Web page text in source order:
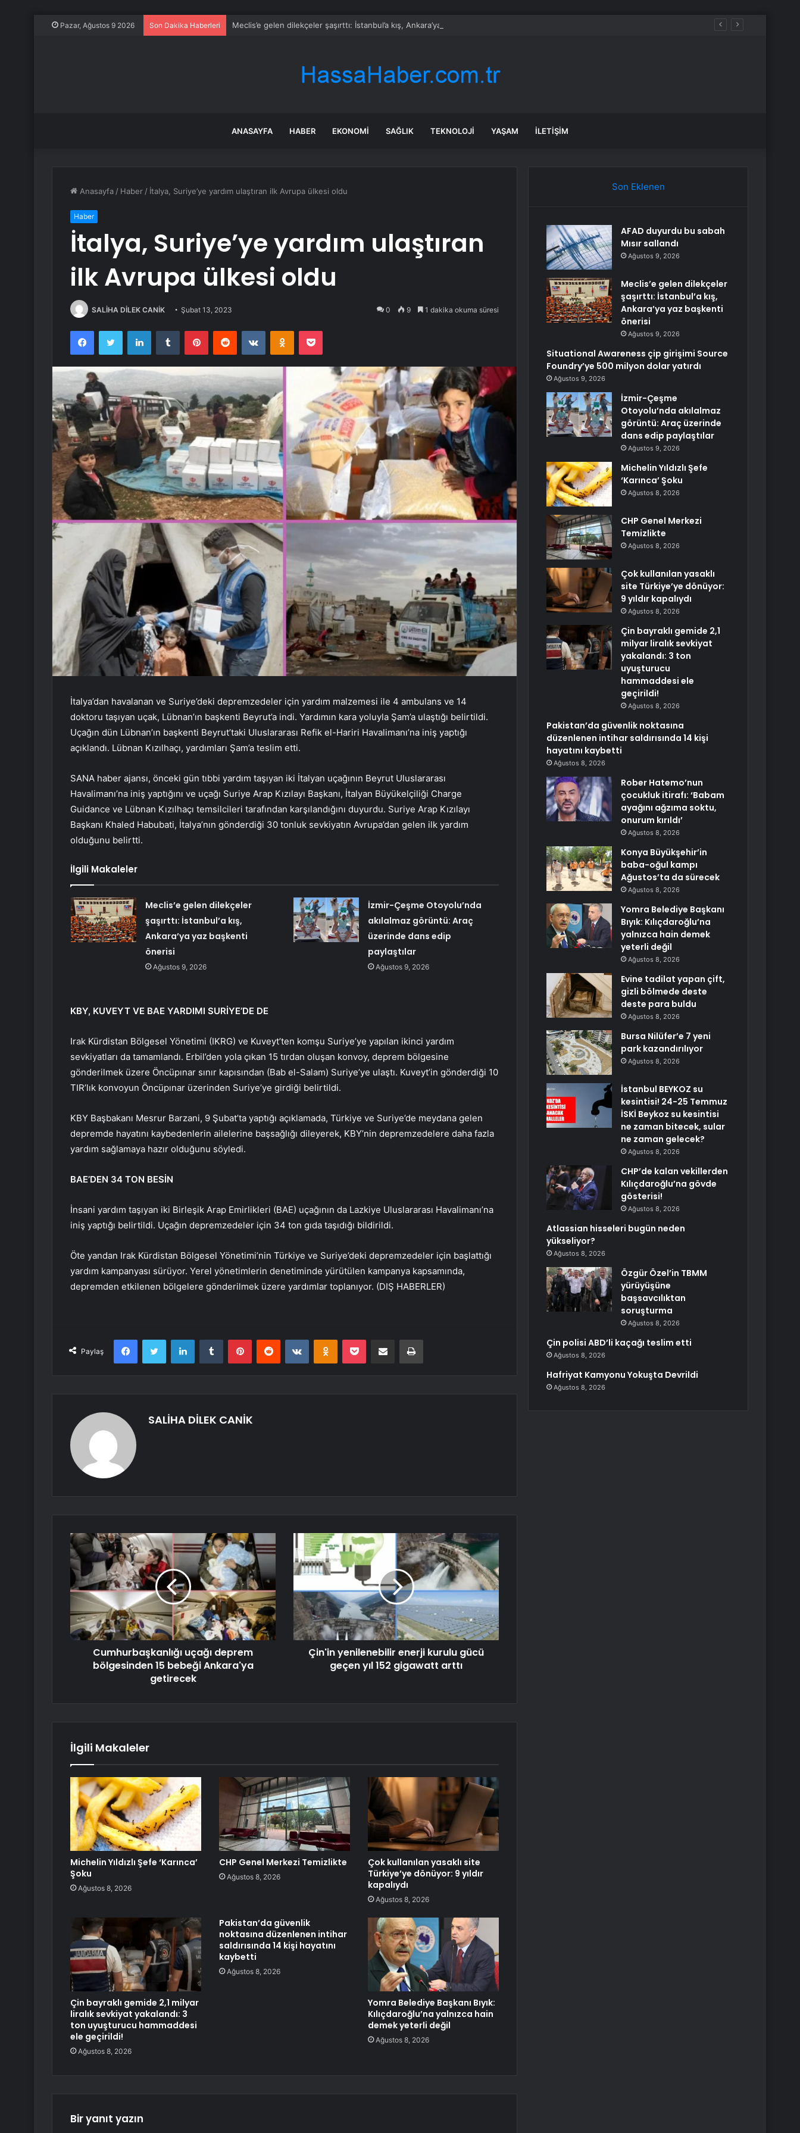
Pazar, Ağustos 9 2026 Son Dakika Haberleri Meclis’e gelen dilekçeler şaşırttı: İstanbul’a kış, Ankara’ya yaz başkenti önerisi
ANASAYFA HABER EKONOMI SAĞLIK TEKNOLOJI YAŞAM İLETIŞIM
Anasayfa / Haber / İtalya, Suriye’ye yardım ulaştıran ilk Avrupa ülkesi oldu
Haber
İtalya, Suriye’ye yardım ulaştıran
ilk Avrupa ülkesi oldu
SALİHA DİLEK CANİK Şubat 13, 2023 0 9 1 dakika okuma süresi
FacebookTwitter LinkedInTumblr PinterestReddit VKontakteOdnoklassniki
Pocket
İtalya’dan havalanan ve Suriye’deki depremzedeler için yardım malzemesi ile 4 ambulans ve 14
doktoru taşıyan uçak, Lübnan’ın başkenti Beyrut’a indi. Yardımın kara yoluyla Şam’a ulaştığı belirtildi.
Uçağın dün Lübnan’ın başkenti Beyrut’taki Uluslararası Refik el-Hariri Havalimanı’na iniş yaptığı
açıklandı. Lübnan Kızılhaçı, yardımları Şam’a teslim etti.
SANA haber ajansı, önceki gün tıbbi yardım taşıyan iki İtalyan uçağının Beyrut Uluslararası
Havalimanı’na iniş yaptığını ve uçağı Suriye Arap Kızılayı Başkanı, İtalyan Büyükelçiliği Charge
Guidance ve Lübnan Kızılhaçı temsilcileri tarafından karşılandığını duyurdu. Suriye Arap Kızılayı
Başkanı Khaled Habubati, İtalya’nın gönderdiği 30 tonluk sevkiyatın Avrupa’dan gelen ilk yardım
olduğunu belirtti.
İlgili Makaleler
Meclis’e gelen dilekçeler
şaşırttı: İstanbul’a kış,
Ankara’ya yaz başkenti
önerisi
Ağustos 9, 2026
İzmir-Çeşme Otoyolu’nda
akılalmaz görüntü: Araç
üzerinde dans edip
paylaştılar
Ağustos 9, 2026
KBY, KUVEYT VE BAE YARDIMI SURİYE’DE DE
Irak Kürdistan Bölgesel Yönetimi (IKRG) ve Kuveyt’ten komşu Suriye’ye yapılan ikinci yardım
sevkiyatları da tamamlandı. Erbil’den yola çıkan 15 tırdan oluşan konvoy, deprem bölgesine
gönderilmek üzere Öncüpınar sınır kapısından (Bab el-Salam) Suriye’ye ulaştı. Kuveyt’in gönderdiği 10
TIR’lık konvoyun Öncüpınar üzerinden Suriye’ye girdiği belirtildi.
KBY Başbakanı Mesrur ​​Barzani, 9 Şubat’ta yaptığı açıklamada, Türkiye ve Suriye’de meydana gelen
depremde hayatını kaybedenlerin ailelerine başsağlığı dileyerek, KBY’nin depremzedelere daha fazla
yardım sağlamaya hazır olduğunu söyledi.
BAE’DEN 34 TON BESİN
İnsani yardım taşıyan iki Birleşik Arap Emirlikleri (BAE) uçağının da Lazkiye Uluslararası Havalimanı’na
iniş yaptığı belirtildi. Uçağın depremzedeler için 34 ton gıda taşıdığı bildirildi.
Öte yandan Irak Kürdistan Bölgesel Yönetimi’nin Türkiye ve Suriye’deki depremzedeler için başlattığı
yardım kampanyası sürüyor. Yerel yönetimlerin denetiminde yürütülen kampanya kapsamında,
depremden etkilenen bölgelere gönderilmek üzere yardımlar toplanıyor. (DIŞ HABERLER)
Paylaş
FacebookTwitter LinkedInTumblr PinterestReddit VKontakteOdnoklassniki
Pocket E-Posta ile paylaş Yazdır
SALİHA DİLEK CANİK
Cumhurbaşkanlığı uçağı deprem
bölgesinden 15 bebeği Ankara'ya
getirecek
Çin'in yenilenebilir enerji kurulu gücü
geçen yıl 152 gigawatt arttı
İlgili Makaleler
Michelin Yıldızlı Şefe ‘Karınca’
Şoku
Ağustos 8, 2026
CHP Genel Merkezi Temizlikte
Ağustos 8, 2026
Çok kullanılan yasaklı site
Türkiye’ye dönüyor: 9 yıldır
kapalıydı
Ağustos 8, 2026
Çin bayraklı gemide 2,1 milyar
liralık sevkiyat yakalandı: 3
ton uyuşturucu hammaddesi
ele geçirildi!
Ağustos 8, 2026
Pakistan’da güvenlik
noktasına düzenlenen intihar
saldırısında 14 kişi hayatını
kaybetti
Ağustos 8, 2026
Yomra Belediye Başkanı Bıyık:
Kılıçdaroğlu’na yalnızca hain
demek yeterli değil
Ağustos 8, 2026
Bir yanıt yazın
Son Eklenen
AFAD duyurdu bu sabah
Mısır sallandı
Ağustos 9, 2026
Meclis’e gelen dilekçeler
şaşırttı: İstanbul’a kış,
Ankara’ya yaz başkenti
önerisi
Ağustos 9, 2026
Situational Awareness çip girişimi Source
Foundry’ye 500 milyon dolar yatırdı
Ağustos 9, 2026
İzmir-Çeşme
Otoyolu’nda akılalmaz
görüntü: Araç üzerinde
dans edip paylaştılar
Ağustos 9, 2026
Michelin Yıldızlı Şefe
‘Karınca’ Şoku
Ağustos 8, 2026
CHP Genel Merkezi
Temizlikte
Ağustos 8, 2026
Çok kullanılan yasaklı
site Türkiye’ye dönüyor:
9 yıldır kapalıydı
Ağustos 8, 2026
Çin bayraklı gemide 2,1
milyar liralık sevkiyat
yakalandı: 3 ton
uyuşturucu
hammaddesi ele
geçirildi!
Ağustos 8, 2026
Pakistan’da güvenlik noktasına
düzenlenen intihar saldırısında 14 kişi
hayatını kaybetti
Ağustos 8, 2026
Rober Hatemo’nun
çocukluk itirafı: ‘Babam
ayağını ağzıma soktu,
onurum kırıldı’
Ağustos 8, 2026
Konya Büyükşehir’in
baba-oğul kampı
Ağustos’ta da sürecek
Ağustos 8, 2026
Yomra Belediye Başkanı
Bıyık: Kılıçdaroğlu’na
yalnızca hain demek
yeterli değil
Ağustos 8, 2026
Evine tadilat yapan çift,
gizli bölmede deste
deste para buldu
Ağustos 8, 2026
Bursa Nilüfer’e 7 yeni
park kazandırılıyor
Ağustos 8, 2026
İstanbul BEYKOZ su
kesintisi! 24-25 Temmuz
İSKİ Beykoz su kesintisi
ne zaman bitecek, sular
ne zaman gelecek?
Ağustos 8, 2026
CHP’de kalan vekillerden
Kılıçdaroğlu’na gövde
gösterisi!
Ağustos 8, 2026
Atlassian hisseleri bugün neden
yükseliyor?
Ağustos 8, 2026
Özgür Özel’in TBMM
yürüyüşüne
başsavcılıktan
soruşturma
Ağustos 8, 2026
Çin polisi ABD’li kaçağı teslim etti
Ağustos 8, 2026
Hafriyat Kamyonu Yokuşta Devrildi
Ağustos 8, 2026